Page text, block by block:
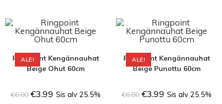
ALE!
Ringpoint Kengännauhat
Beige Ohut 60cm
€6.00 €3.99 Sis alv 25.5%
ALE!
Ringpoint Kengännauhat
Beige Punottu 60cm
€6.00 €3.99 Sis alv 25.5%